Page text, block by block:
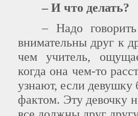
– И что делать?
– Надо
внимательны друг к
чем учитель,
когда она чем-то
узнают, если девушку
фактом. Эту девочку